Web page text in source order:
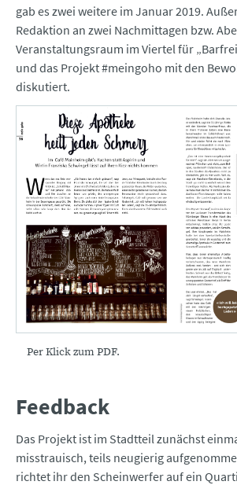
gab es zwei weitere im Januar 2019.
Redaktion an zwei Nachmittagen bzw.
Veranstaltungsraum im Viertel für
und das Projekt #meingoho mit den
diskutiert.
Per Klick zum PDF.
Feedback
Das Projekt ist im Stadtteil zunächst
misstrauisch, teils neugierig
richtet ihr den Scheinwerfer auf ein